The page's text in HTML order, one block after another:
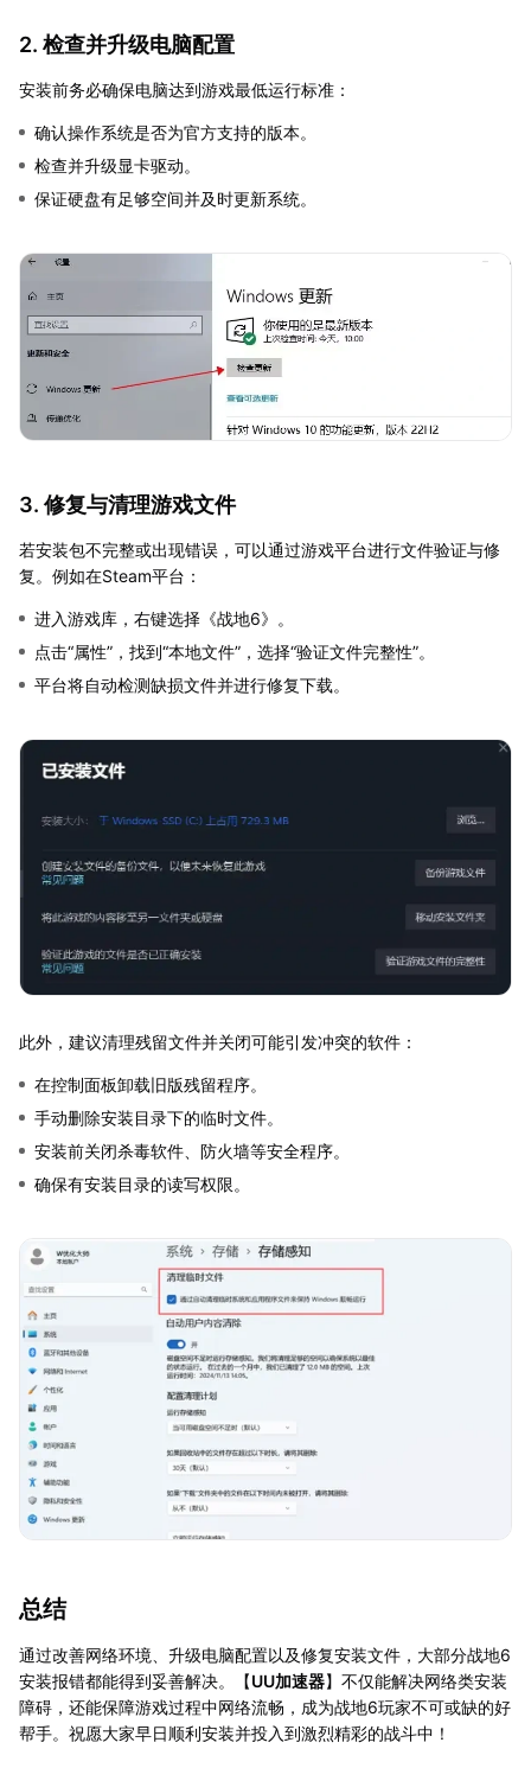
2. 检查并升级电脑配置
安装前务必确保电脑达到游戏最低运行标准：
确认操作系统是否为官方支持的版本。
检查并升级显卡驱动。
保证硬盘有足够空间并及时更新系统。
3. 修复与清理游戏文件
若安装包不完整或出现错误，可以通过游戏平台进行文件验证与修
复。例如在Steam平台：
进入游戏库，右键选择《战地6》。
点击“属性”，找到“本地文件”，选择“验证文件完整性”。
平台将自动检测缺损文件并进行修复下载。
此外，建议清理残留文件并关闭可能引发冲突的软件：
在控制面板卸载旧版残留程序。
手动删除安装目录下的临时文件。
安装前关闭杀毒软件、防火墙等安全程序。
确保有安装目录的读写权限。
总结
通过改善网络环境、升级电脑配置以及修复安装文件，大部分战地6
安装报错都能得到妥善解决。【UU加速器】不仅能解决网络类安装
障碍，还能保障游戏过程中网络流畅，成为战地6玩家不可或缺的好
帮手。祝愿大家早日顺利安装并投入到激烈精彩的战斗中！